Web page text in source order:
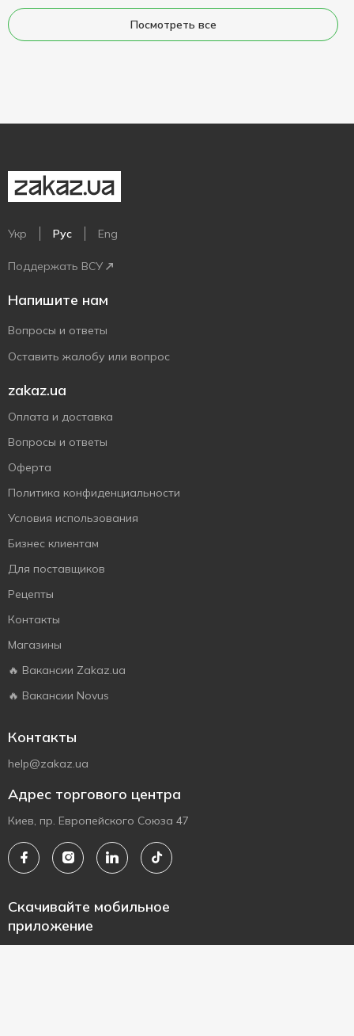
Посмотреть все
Укр Рус Eng
Поддержать ВСУ
Напишите нам
Вопросы и ответы
Оставить жалобу или вопрос
zakaz.ua
Оплата и доставка
Вопросы и ответы
Оферта
Политика конфиденциальности
Условия использования
Бизнес клиентам
Для поставщиков
Рецепты
Контакты
Магазины
🔥 Вакансии Zakaz.ua
🔥 Вакансии Novus
Контакты
help@zakaz.ua
Адрес торгового центра
Киев, пр. Европейского Союза 47
Скачивайте мобильное
приложение